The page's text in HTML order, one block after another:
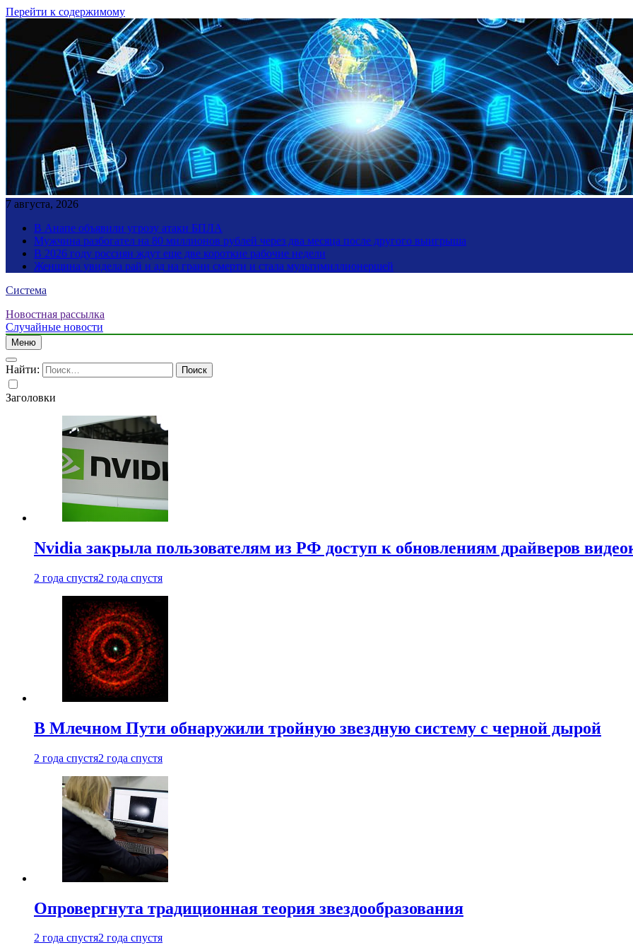
Перейти к содержимому
7 августа, 2026
В Анапе объявили угрозу атаки БПЛА
Мужчина разбогател на 80 миллионов рублей через два месяца после другого выигрыша
В 2026 году россиян ждут еще две короткие рабочие недели
Женщина увидела рай и ад на грани смерти и стала мультимиллионершей
Система
Новостная рассылка
Случайные новости
Меню
Найти:
Заголовки
Nvidia закрыла пользователям из РФ доступ к обновлениям драйверов
2 года спустя2 года спустя
В Млечном Пути обнаружили тройную звездную систему с черной дырой
2 года спустя2 года спустя
Опровергнута традиционная теория звездообразования
2 года спустя2 года спустя